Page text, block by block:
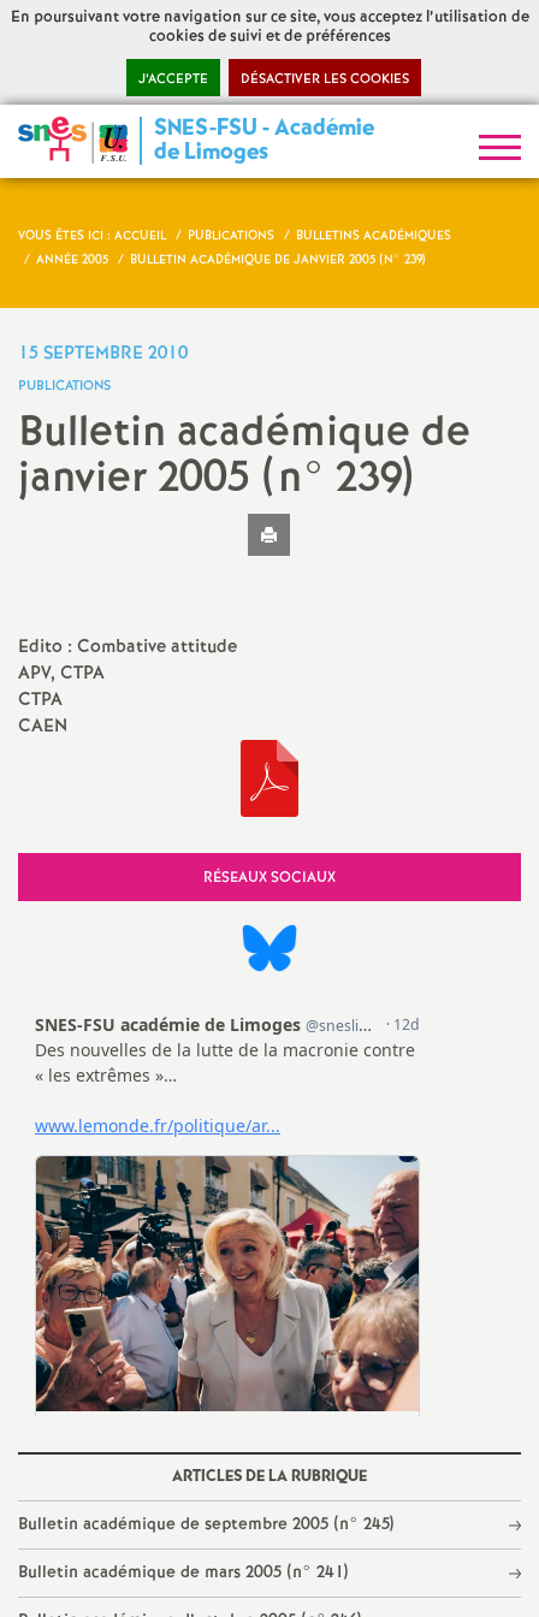
En poursuivant votre navigation sur ce site, vous acceptez l’utilisation de
cookies de suivi et de préférences
J’ACCEPTE DÉSACTIVER LES COOKIES
SNES-FSU - Académie
de Limoges
n
d
c
a
o
a
l
e
s
E
n
s
e
i
VOUS ÊTES ICI : ACCUEIL PUBLICATIONS
BULLETINS ACADÉMIQUES
ANNÉE 2005
BULLETIN ACADÉMIQUE DE JANVIER 2005 (N° 239)
15 SEPTEMBRE 2010
PUBLICATIONS
Bulletin académique de
janvier 2005 (n° 239)
Imprimer
l'article
Edito : Combative attitude
APV, CTPA
CTPA
CAEN
RÉSEAUX SOCIAUX
ARTICLES DE LA RUBRIQUE
Bulletin académique de septembre 2005 (n° 245)
Bulletin académique de mars 2005 (n° 241)